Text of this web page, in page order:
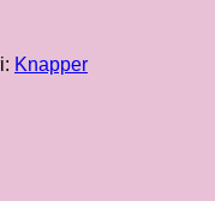
Knapper